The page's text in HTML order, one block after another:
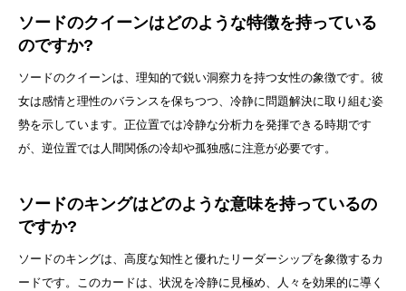
ソードのクイーンはどのような特徴を持っている
のですか?
ソードのクイーンは、理知的で鋭い洞察力を持つ女性の象徴です。彼
女は感情と理性のバランスを保ちつつ、冷静に問題解決に取り組む姿
勢を示しています。正位置では冷静な分析力を発揮できる時期です
が、逆位置では人間関係の冷却や孤独感に注意が必要です。
ソードのキングはどのような意味を持っているの
ですか?
ソードのキングは、高度な知性と優れたリーダーシップを象徴するカ
ードです。このカードは、状況を冷静に見極め、人々を効果的に導く